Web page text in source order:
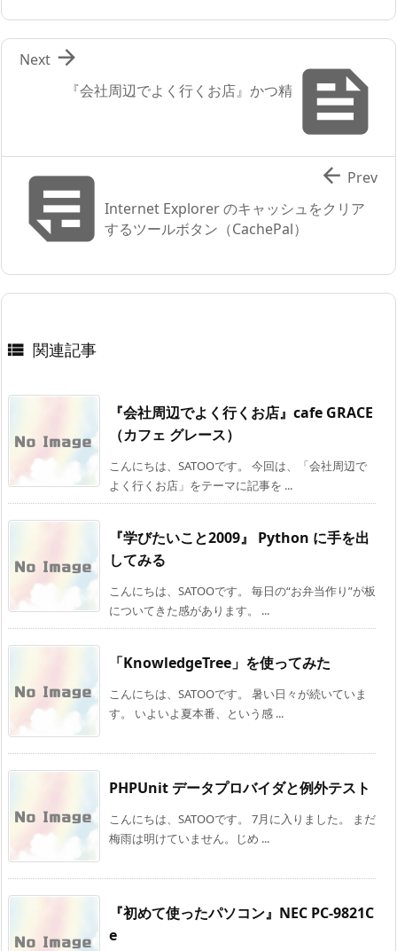

『会社周辺でよく行くお店』かつ精

Next
Internet Explorer のキャッシュをクリア
するツールボタン（CachePal）
 Prev
 関連記事
『会社周辺でよく行くお店』cafe GRACE
（カフェ グレース）
こんにちは、SATOOです。 今回は、「会社周辺で
よく行くお店」をテーマに記事を ...
『学びたいこと2009』 Python に手を出
してみる
こんにちは、SATOOです。 毎日の“お弁当作り”が板
についてきた感があります。 ...
「KnowledgeTree」を使ってみた
こんにちは、SATOOです。 暑い日々が続いていま
す。 いよいよ夏本番、という感 ...
PHPUnit データプロバイダと例外テスト
こんにちは、SATOOです。 7月に入りました。 まだ
梅雨は明けていません。じめ ...
『初めて使ったパソコン』NEC PC-9821C
e